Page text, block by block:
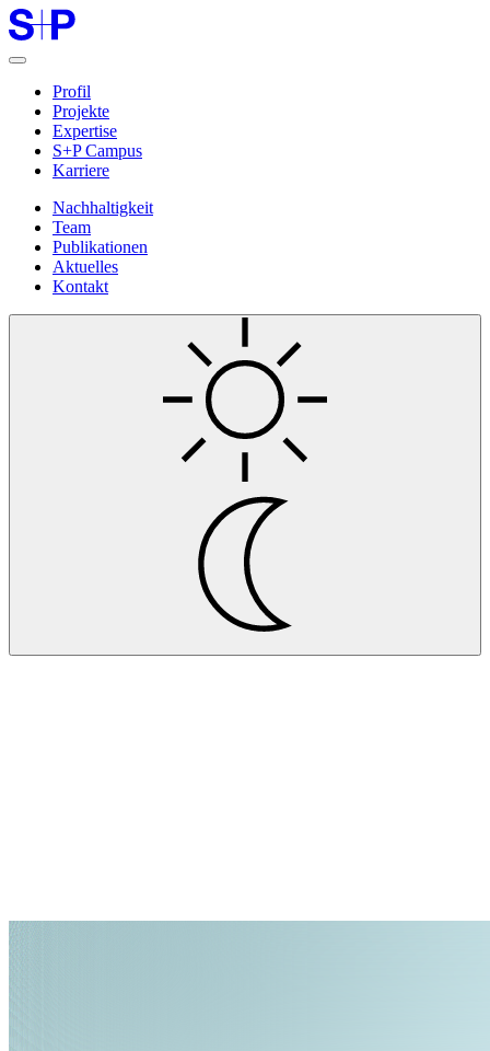
Profil
Projekte
Expertise
S+P Campus
Karriere
Nachhaltigkeit
Team
Publikationen
Aktuelles
Kontakt